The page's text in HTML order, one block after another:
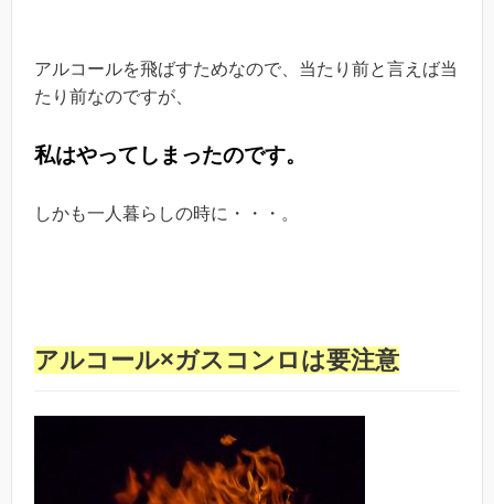
アルコールを飛ばすためなので、当たり前と言えば当
たり前なのですが、
私はやってしまったのです。
しかも一人暮らしの時に・・・。
アルコール×ガスコンロは要注意